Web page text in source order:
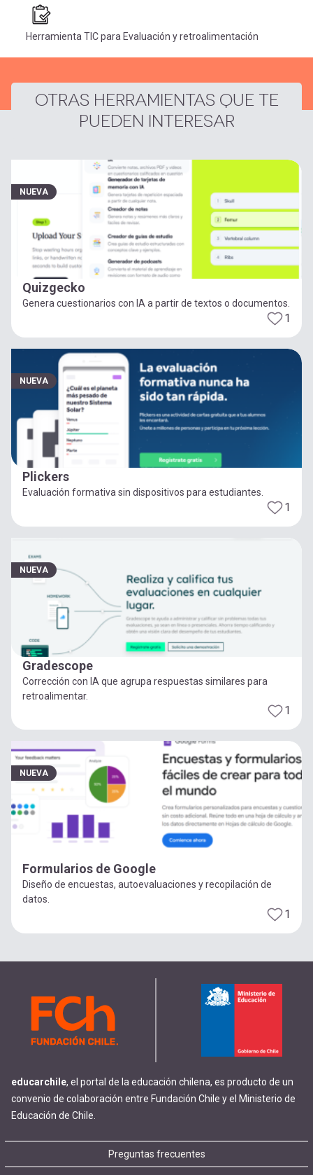
Herramienta TIC para Evaluación y retroalimentación
OTRAS HERRAMIENTAS QUE TE
PUEDEN INTERESAR
Quizgecko
NUEVA
Genera cuestionarios con IA a partir de textos o documentos.
1
Plickers
NUEVA
Evaluación formativa sin dispositivos para estudiantes.
1
Gradescope
NUEVA
Corrección con IA que agrupa respuestas similares para
retroalimentar.
1
Formularios de Google
NUEVA
Diseño de encuestas, autoevaluaciones y recopilación de
datos.
1
educarchile, el portal de la educación chilena, es producto de un
convenio de colaboración entre Fundación Chile y el Ministerio de
Educación de Chile.
Footer Preguntas frecuentes